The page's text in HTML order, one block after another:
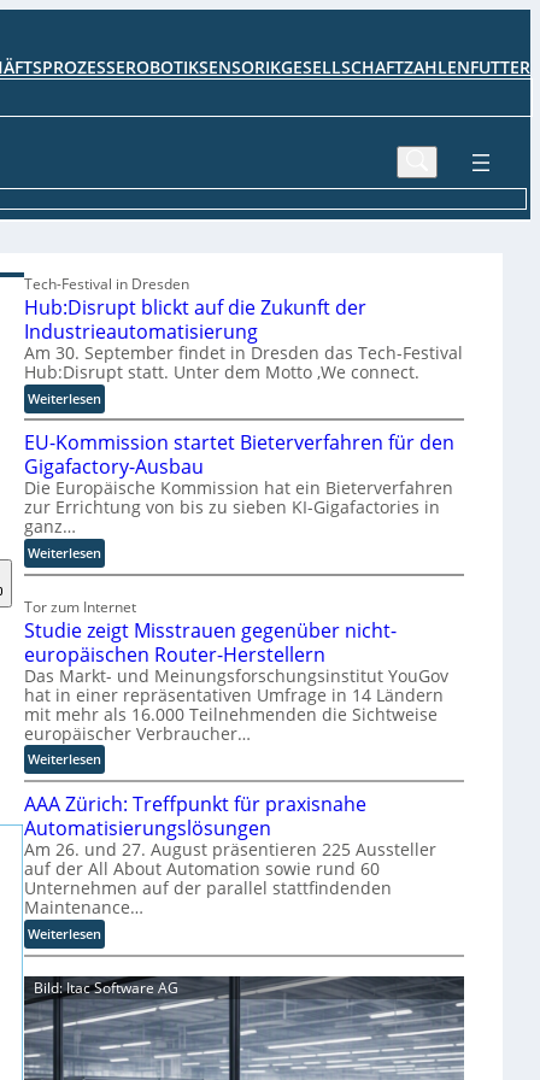
ROBOTIKSENSORIKGESELLSCHAFTZAHLENFUTTER
Tech-Festival in Dresden
Hub:Disrupt blickt auf die Zukunft der
Industrieautomatisierung
Am 30. September findet in Dresden das Tech-Festival
Hub:Disrupt statt. Unter dem Motto ‚We connect.
Weiterlesen:
H
u
b
:
D
s
r
p
t
b
l
i
c
k
t
a
u
f
d
i
e
Z
u
k
u
n
f
t
d
EU-Kommission startet Bieterverfahren für den
Gigafactory-Ausbau
Die Europäische Kommission hat ein Bieterverfahren
zur Errichtung von bis zu sieben KI-Gigafactories in
ganz…
Weiterlesen:
E
-
K
o
m
m
s
s
o
n
s
t
a
r
t
t
i
e
t
Tor zum Internet
Studie zeigt Misstrauen gegenüber nicht-
europäischen Router-Herstellern
Das Markt- und Meinungsforschungsinstitut YouGov
hat in einer repräsentativen Umfrage in 14 Ländern
mit mehr als 16.000 Teilnehmenden die Sichtweise
europäischer Verbraucher…
Weiterlesen:
S
t
u
d
i
e
z
e
i
g
t
M
i
s
AAA Zürich: Treffpunkt für praxisnahe
Automatisierungslösungen
Am 26. und 27. August präsentieren 225 Aussteller
auf der All About Automation sowie rund 60
Unternehmen auf der parallel stattfindenden
Maintenance…
Weiterlesen:
A
A
A
Z
ü
r
Bild: Itac Software AG